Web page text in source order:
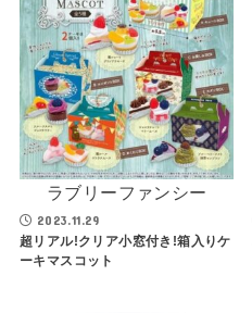
ラブリーファンシー
2023.11.29
超リアル!クリア小窓付き!箱入りケ
ーキマスコット